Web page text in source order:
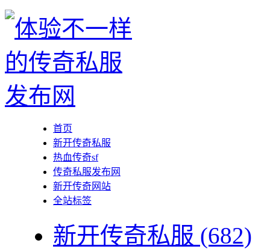
首页
新开传奇私服
热血传奇sf
传奇私服发布网
新开传奇网站
全站标签
新开传奇私服 (682)